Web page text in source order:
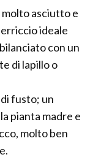
asciutto e
ideale
con un
di lapillo o
fusto; un
pianta madre e
molto ben